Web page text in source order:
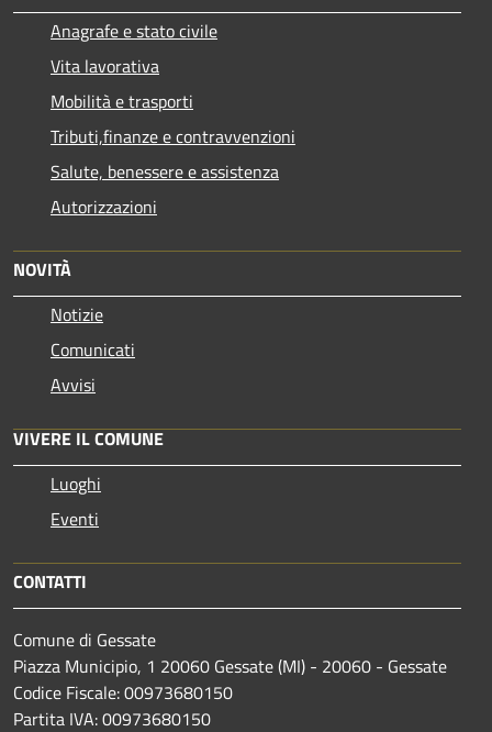
Anagrafe e stato civile
Vita lavorativa
Mobilità e trasporti
Tributi,finanze e contravvenzioni
Salute, benessere e assistenza
Autorizzazioni
NOVITÀ
Notizie
Comunicati
Avvisi
VIVERE IL COMUNE
Luoghi
Eventi
CONTATTI
Comune di Gessate
Piazza Municipio, 1 20060 Gessate (MI) - 20060 - Gessate
Codice Fiscale: 00973680150
Partita IVA: 00973680150